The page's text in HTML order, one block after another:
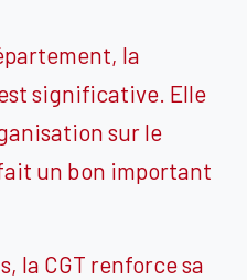
la
significative. Elle
sur le
un bon important
la CGT renforce sa